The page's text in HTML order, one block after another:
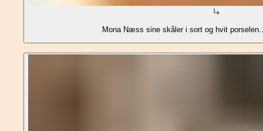
Mona Næss sine skåler i sort og hvit